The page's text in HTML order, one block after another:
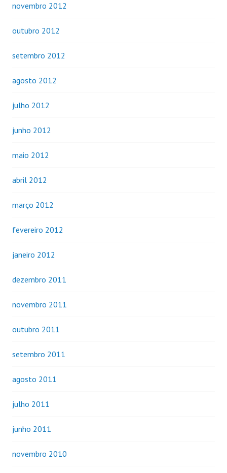
novembro 2012
outubro 2012
setembro 2012
agosto 2012
julho 2012
junho 2012
maio 2012
abril 2012
março 2012
fevereiro 2012
janeiro 2012
dezembro 2011
novembro 2011
outubro 2011
setembro 2011
agosto 2011
julho 2011
junho 2011
novembro 2010